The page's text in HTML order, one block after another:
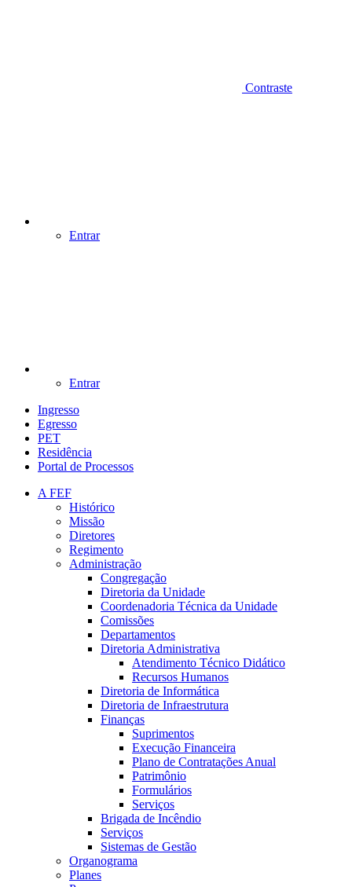
Contraste
Entrar
Entrar
Ingresso
Egresso
PET
Residência
Portal de Processos
A FEF
Histórico
Missão
Diretores
Regimento
Administração
Congregação
Diretoria da Unidade
Coordenadoria Técnica da Unidade
Comissões
Departamentos
Diretoria Administrativa
Atendimento Técnico Didático
Recursos Humanos
Diretoria de Informática
Diretoria de Infraestrutura
Finanças
Suprimentos
Execução Financeira
Plano de Contratações Anual
Patrimônio
Formulários
Serviços
Brigada de Incêndio
Serviços
Sistemas de Gestão
Organograma
Planes